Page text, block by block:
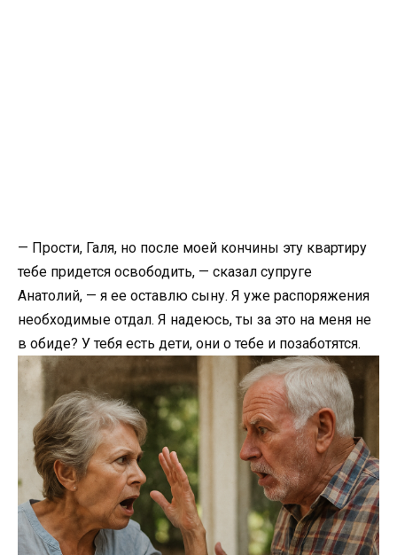
— Прости, Галя, но после моей кончины эту квартиру
тебе придется освободить, — сказал супруге
Анатолий, — я ее оставлю сыну. Я уже распоряжения
необходимые отдал. Я надеюсь, ты за это на меня не
в обиде? У тебя есть дети, они о тебе и позаботятся.